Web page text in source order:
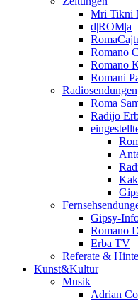
Mri Tikni
d|ROM|a
Romano
Romano
Romani
Radiosendungen
Roma
Radijo
Gipsy-
Romano
Erba TV
Referate &
Kunst&Kultur
Musik
Adrian